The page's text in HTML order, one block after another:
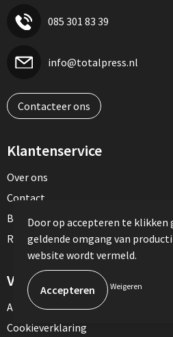
085 301 83 39
info@totalpress.nl
Contacteer ons
Klantenservice
Over ons
Contact
Betaalmethoden
Retourneren
Veilig winkelen
Algemene voorwaarden
Cookieverklaring
Door op accepteren te klikken
geldende omgang van
website wordt vermeld.
Weigeren